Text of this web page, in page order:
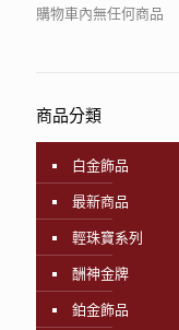
購物車內無任何商品
商品分類
白金飾品
最新商品
輕珠寶系列
酬神金牌
鉑金飾品